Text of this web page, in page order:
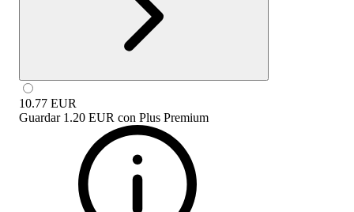
10.77 EUR
Guardar 1.20 EUR con Plus Premium